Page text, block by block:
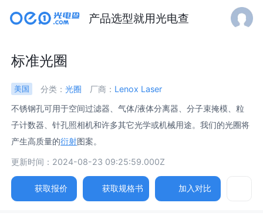
产品选型就用光电查
标准光圈
美国 分类： 光圈 厂商： Lenox Laser
不锈钢孔可用于空间过滤器、气体/液体分离器、分子束掩模、粒
子计数器、针孔照相机和许多其它光学或机械用途。我们的光圈将
产生高质量的衍射图案。
更新时间：2024-08-23 09:25:59.000Z
获取报价 获取规格书 加入对比